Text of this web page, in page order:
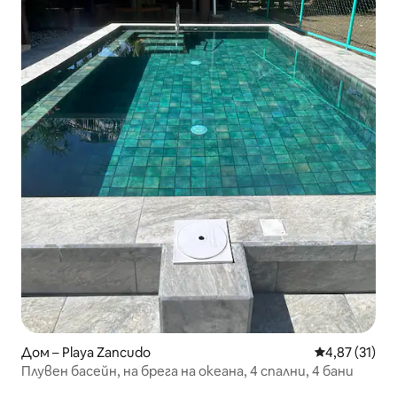
Дом – Playa Zancudo Средна
4,87 (31)
Плувен басейн, на брега на океана, 4 спални, 4 бани